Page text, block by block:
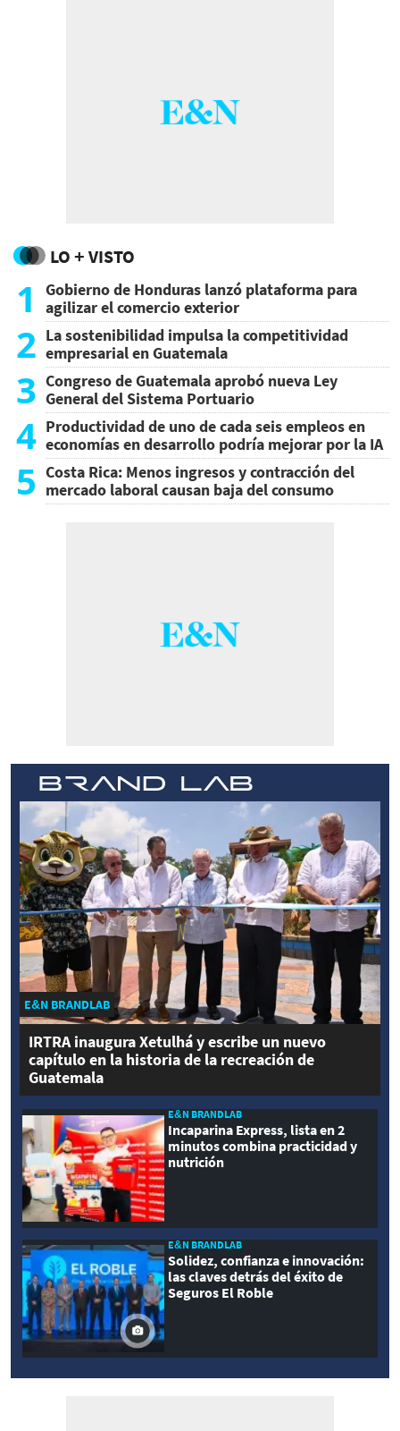
LO + VISTO
1
Gobierno de Honduras lanzó plataforma para
agilizar el comercio exterior
2 La sostenibilidad impulsa la competitividad
empresarial en Guatemala
3 Congreso de Guatemala aprobó nueva Ley
General del Sistema Portuario
4 Productividad de uno de cada seis empleos en
economías en desarrollo podría mejorar por la IA
5 Costa Rica: Menos ingresos y contracción del
mercado laboral causan baja del consumo
E&N BRANDLAB
IRTRA inaugura Xetulhá y escribe un nuevo
capítulo en la historia de la recreación de
Guatemala
E&N BRANDLAB
Incaparina Express, lista en 2
minutos combina practicidad y
nutrición
E&N BRANDLAB
Solidez, confianza e innovación:
las claves detrás del éxito de
Seguros El Roble